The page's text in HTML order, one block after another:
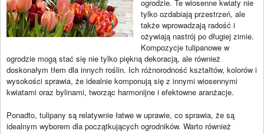
ogrodzie. Te wiosenne kwiaty nie
tylko ozdabiają przestrzeń, ale
także wprowadzają radość i
ożywiają nastrój po długiej zimie.
Kompozycje tulipanowe w
ogrodzie mogą stać się nie tylko piękną dekoracją, ale również
doskonałym tłem dla innych roślin. Ich różnorodność kształtów, kolorów i
wysokości sprawia, że idealnie komponują się z innymi wiosennymi
kwiatami oraz bylinami, tworząc harmonijne i efektowne aranżacje.
Ponadto, tulipany są relatywnie łatwe w uprawie, co sprawia, że są
idealnym wyborem dla początkujących ogrodników. Warto również